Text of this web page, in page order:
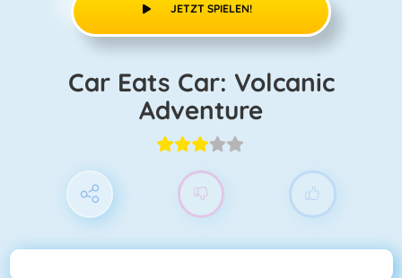
JETZT SPIELEN!
Car Eats Car: Volcanic
Adventure